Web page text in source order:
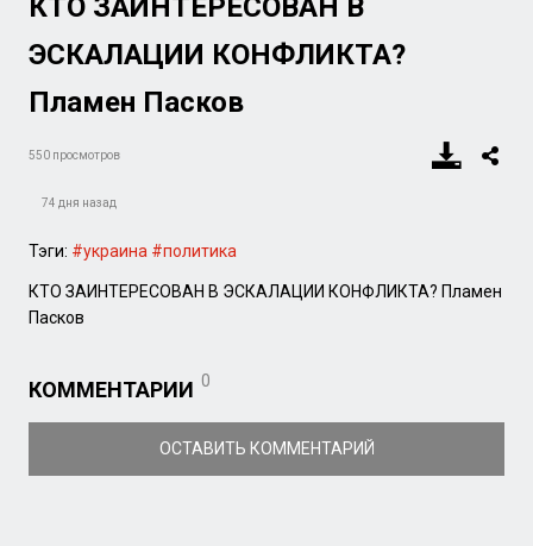
КТО ЗАИНТЕРЕСОВАН В
ЭСКАЛАЦИИ КОНФЛИКТА?
Пламен Пасков
550 просмотров
74 дня назад
Тэги: #украина #политика
КТО ЗАИНТЕРЕСОВАН В ЭСКАЛАЦИИ КОНФЛИКТА? Пламен
Пасков
КОММЕНТАРИИ 0
ОСТАВИТЬ КОММЕНТАРИЙ